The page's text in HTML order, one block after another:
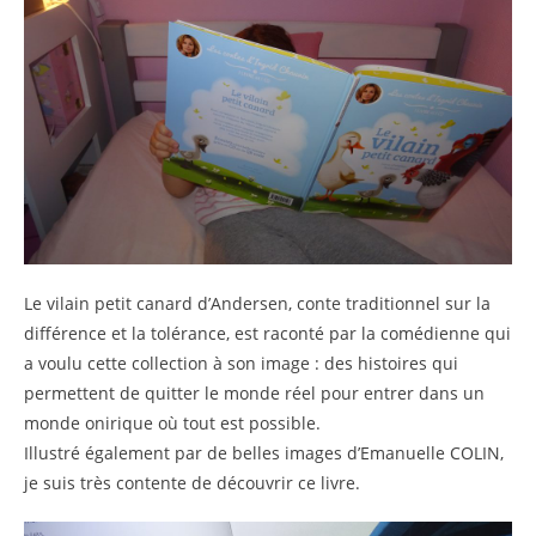
Le vilain petit canard d’Andersen, conte traditionnel sur la
différence et la tolérance, est raconté par la comédienne qui
a voulu cette collection à son image : des histoires qui
permettent de quitter le monde réel pour entrer dans un
monde onirique où tout est possible.
Illustré également par de belles images d’Emanuelle COLIN,
je suis très contente de découvrir ce livre.